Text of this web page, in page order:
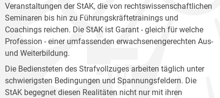
Veranstaltungen der StAK, die von rechtswissenschaftlichen
Seminaren bis hin zu Führungskräftetrainings und
Coachings reichen. Die StAK ist Garant - gleich für welche
Profession - einer umfassenden erwachsenengerechten Aus-
und Weiterbildung.
Die Bediensteten des Strafvollzuges arbeiten täglich unter
schwierigsten Bedingungen und Spannungsfeldern. Die
StAK begegnet diesen Realitäten nicht nur mit ihren